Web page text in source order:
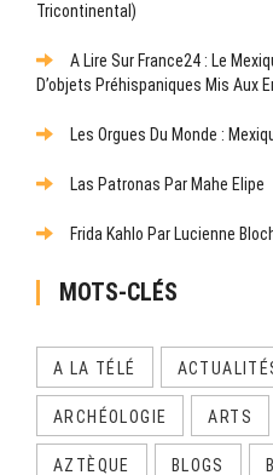
Tricontinental)
A Lire Sur France24 : Le
D’objets Préhispaniques Mis Aux
Les Orgues Du Monde :
Las Patronas Par Mahe Elipe
Frida Kahlo Par Lucienne
MOTS-CLÉS
A LA TÉLÉ
ARCHÉOLOGIE ARTS
AZTÈQUE BLOGS